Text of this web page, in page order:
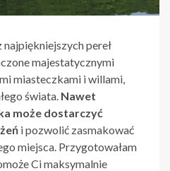
pereł
majestatycznymi
miasteczkami i willami,
świata. Nawet
może dostarczyć
i pozwolić zasmakować
miejsca. Przygotowałam
Ci maksymalnie